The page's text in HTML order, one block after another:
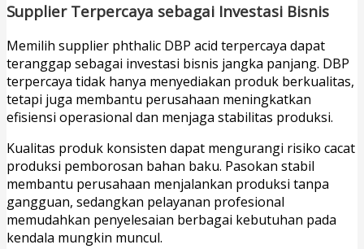
Supplier Terpercaya sebagai Investasi Bisnis
Memilih supplier phthalic DBP acid terpercaya dapat
teranggap sebagai investasi bisnis jangka panjang. DBP
terpercaya tidak hanya menyediakan produk berkualitas,
tetapi juga membantu perusahaan meningkatkan
efisiensi operasional dan menjaga stabilitas produksi.
Kualitas produk konsisten dapat mengurangi risiko cacat
produksi pemborosan bahan baku. Pasokan stabil
membantu perusahaan menjalankan produksi tanpa
gangguan, sedangkan pelayanan profesional
memudahkan penyelesaian berbagai kebutuhan pada
kendala mungkin muncul.